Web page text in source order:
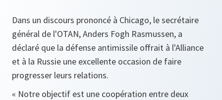
Dans un discours prononcé à Chicago, le secrétaire
général de l'OTAN, Anders Fogh Rasmussen, a
déclaré que la défense antimissile offrait à l'Alliance
et à la Russie une excellente occasion de faire
progresser leurs relations.
« Notre objectif est une coopération entre deux